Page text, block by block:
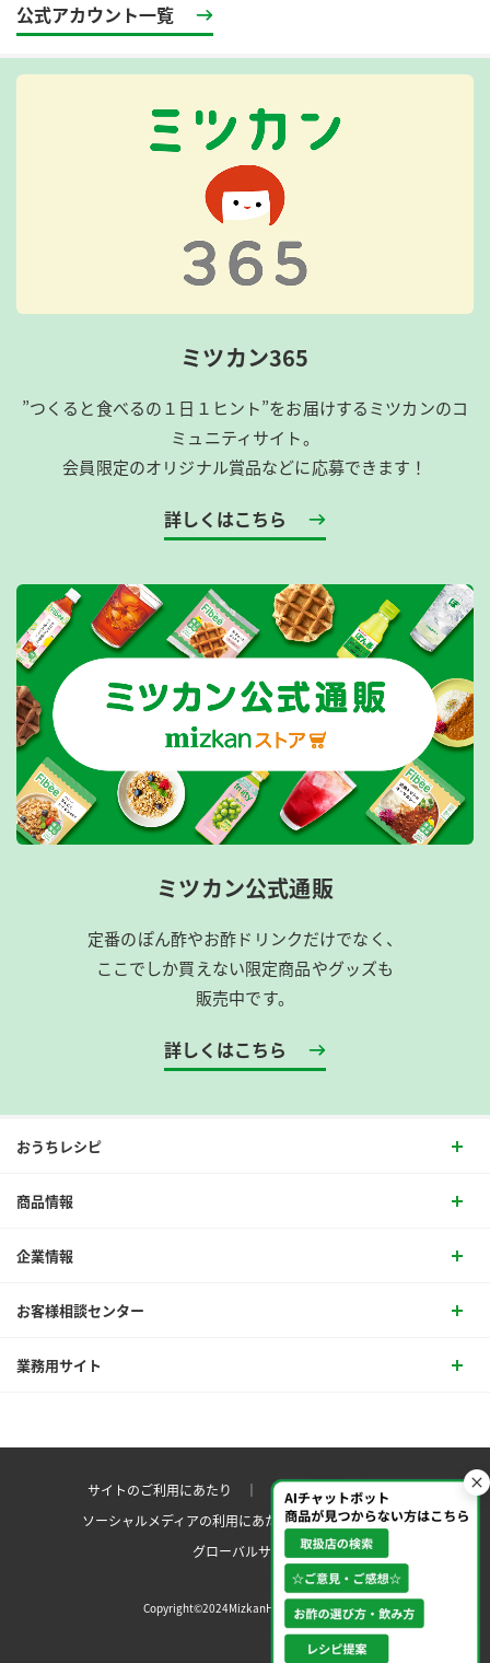
公式アカウント一覧
ミツカン365
”つくると食べるの１日１ヒント”をお届けするミツカンのコ
ミュニティサイト。
会員限定のオリジナル賞品などに応募できます！
詳しくはこちら
ミツカン公式通販
定番のぽん酢やお酢ドリンクだけでなく、
ここでしか買えない限定商品やグッズも
販売中です。
詳しくはこちら
おうちレシピ
商品情報
企業情報
お客様相談センター
業務用サイト
サイトのご利用にあたり ｜プライバシーポリシー
ソーシャルメディアの利用にあたりサイトマップ ｜
グローバルサイト
Copyright©2024MizkanHoldingsCo.Ltd.